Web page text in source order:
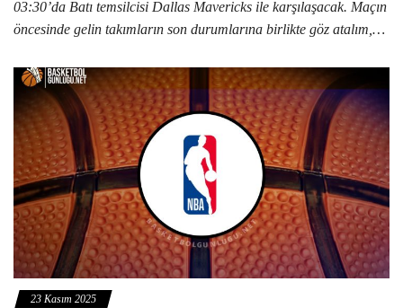
03:30’da Batı temsilcisi Dallas Mavericks ile karşılaşacak. Maçın
öncesinde gelin takımların son durumlarına birlikte göz atalım,…
23 Kasım 2025